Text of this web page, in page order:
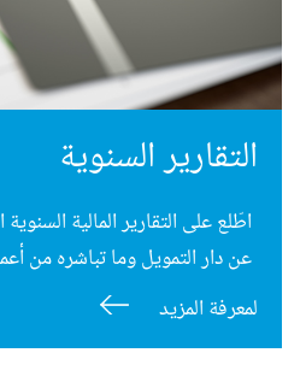
التقارير السنوية
اطّلع على التقارير المالية
عن دار التمويل وما تباشره من
لمعرفة المزيد